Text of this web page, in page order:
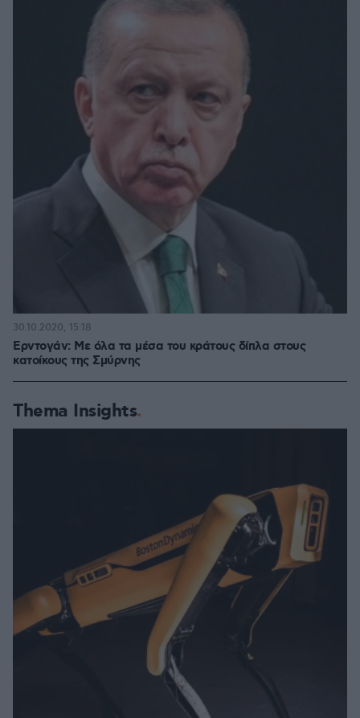
Ερντογάν: Με όλα τα μέσα του κράτους δίπλα στους
κατοίκους της Σμύρνης
30.10.2020, 15:18
Thema Insights